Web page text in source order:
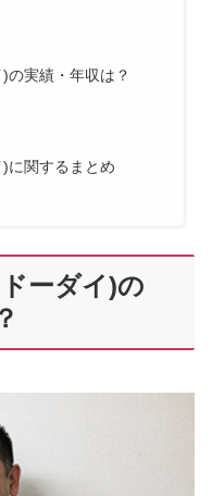
の実績・年収は？
に関するまとめ
ーダイ)の